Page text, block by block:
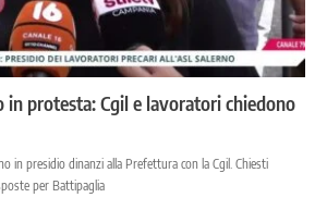
in protesta: Cgil e lavoratori chiedono
in presidio dinanzi alla Prefettura con la Cgil. Chiesti
per Battipaglia